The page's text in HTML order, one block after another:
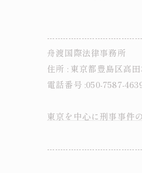
舟渡国際法律事務所
住所 : 東京都豊島区高
電話番号 :050-7587-
東京を中心に刑事事件